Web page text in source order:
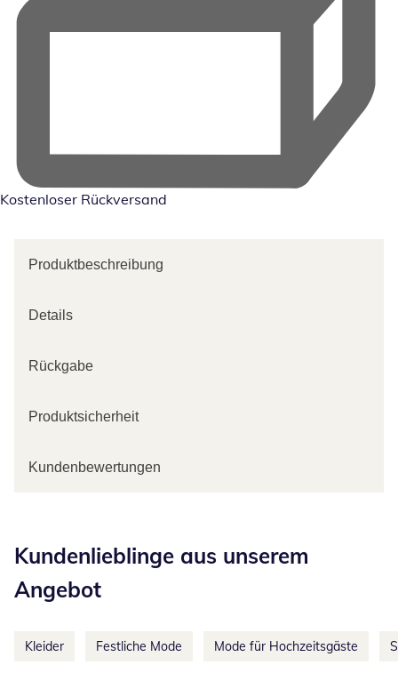
Kostenloser Rückversand
Produktbeschreibung
Details
Rückgabe
Produktsicherheit
Kundenbewertungen
Kundenlieblinge aus unserem
Angebot
Kleider Festliche Mode Mode für Hochzeitsgäste